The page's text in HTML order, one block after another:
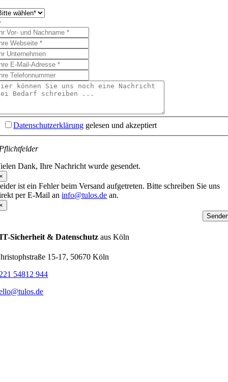
Datenschutzerklärung gelesen und akzeptiert
Dank, Ihre Nachricht wurde gesendet.
ist ein Fehler beim Versand aufgetreten. Bitte schreiben Sie uns
per E-Mail aninfo@tulos.de an.
IT-Sicherheit & Datenschutz aus Köln
15-17, 50670 Köln
54812 944‬